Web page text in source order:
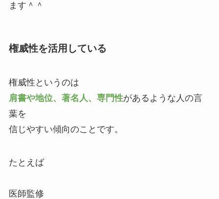
ます＾＾
権威性を活用している
権威性というのは
肩書や地位、著名人、専門性があるような人の言
葉を
信じやすい傾向のことです。
たとえば
医師監修